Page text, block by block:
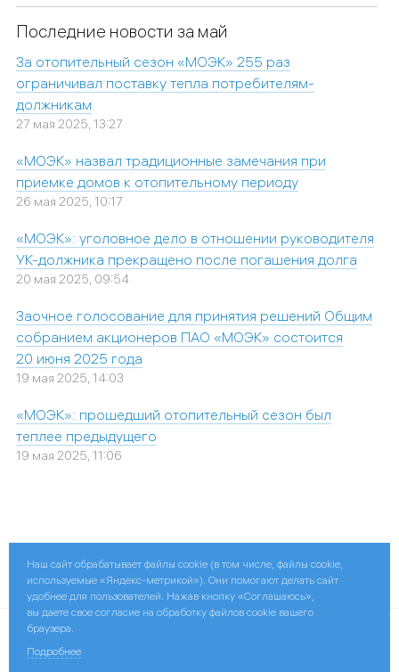
Последние новости за май
За отопительный сезон «МОЭК» 255 раз
ограничивал поставку тепла потребителям-
должникам
27 мая 2025, 13:27
«МОЭК» назвал традиционные замечания при
приемке домов к отопительному периоду
26 мая 2025, 10:17
«МОЭК»: уголовное дело в отношении руководителя
УК-должника прекращено после погашения долга
20 мая 2025, 09:54
Заочное голосование для принятия решений Общим
собранием акционеров ПАО «МОЭК» состоится
20 июня 2025 года
19 мая 2025, 14:03
«МОЭК»: прошедший отопительный сезон был
теплее предыдущего
19 мая 2025, 11:06
Поделиться:
© 2026 ПАО «МОЭК»
Наш сайт обрабатывает файлы cookie (в том числе, файлы cookie,
используемые «Яндекс-метрикой»). Они помогают делать сайт
удобнее для пользователей. Нажав кнопку «Соглашаюсь»,
вы даете свое согласие на обработку файлов cookie вашего
браузера.
Подробнее